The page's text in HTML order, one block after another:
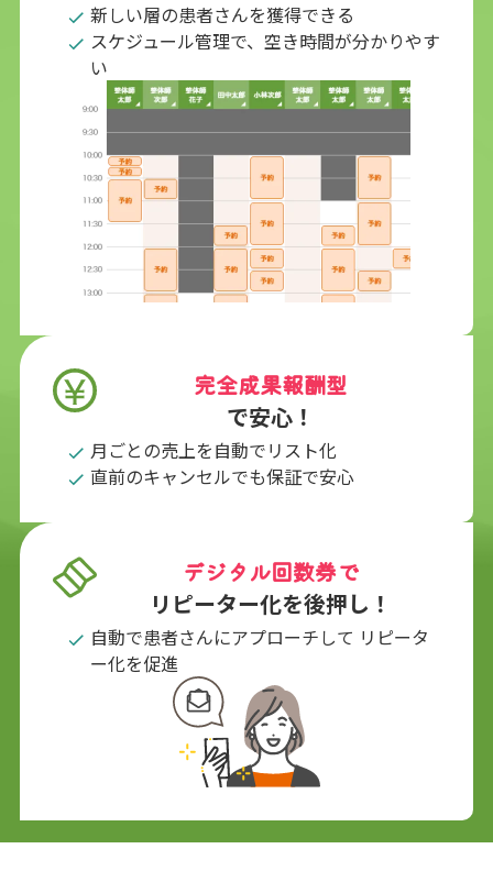
新しい層の患者さんを獲得できる
スケジュール管理で、空き時間が分かりやす
い
完全成果報酬型
で安心！
月ごとの売上を自動でリスト化
直前のキャンセルでも保証で安心
デジタル回数券で
リピーター化を後押し！
自動で患者さんにアプローチして リピータ
ー化を促進